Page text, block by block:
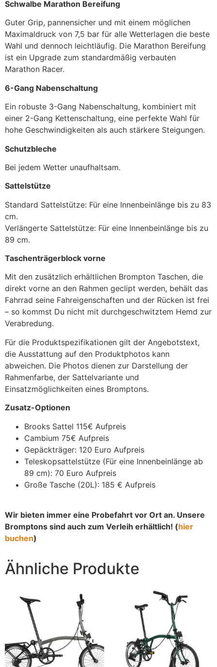
Schwalbe Marathon Bereifung
Guter Grip, pannensicher und mit einem möglichen
Maximaldruck von 7,5 bar für alle Wetterlagen die beste
Wahl und dennoch leichtläufig. Die Marathon Bereifung
ist ein Upgrade zum standardmäßig verbauten
Marathon Racer.
6-Gang Nabenschaltung
Ein robuste 3-Gang Nabenschaltung, kombiniert mit
einer 2-Gang Kettenschaltung, eine perfekte Wahl für
hohe Geschwindigkeiten als auch stärkere Steigungen.
Schutzbleche
Bei jedem Wetter unaufhaltsam.
Sattelstütze
Standard Sattelstütze: Für eine Innenbeinlänge bis zu 83
cm.
Verlängerte Sattelstütze: Für eine Innenbeinlänge bis zu
89 cm.
Taschenträgerblock vorne
Mit den zusätzlich erhältlichen Brompton Taschen, die
direkt vorne an den Rahmen geclipt werden, behält das
Fahrrad seine Fahreigenschaften und der Rücken ist frei
– so kommst Du nicht mit durchgeschwitztem Hemd zur
Verabredung.
Für die Produktspezifikationen gilt der Angebotstext,
die Ausstattung auf den Produktphotos kann
abweichen. Die Photos dienen zur Darstellung der
Rahmenfarbe, der Sattelvariante und
Einsatzmöglichkeiten eines Bromptons.
Zusatz-Optionen
Brooks Sattel 115€ Aufpreis
Cambium 75€ Aufpreis
Gepäckträger: 120 Euro Aufpreis
Teleskopsattelstütze (Für eine Innenbeinlänge ab
89 cm): 70 Euro Aufpreis
Große Tasche (20L): 185 € Aufpreis
Wir bieten immer eine Probefahrt vor Ort an. Unsere
Bromptons sind auch zum Verleih erhältlich! (hier
buchen)
Ähnliche Produkte